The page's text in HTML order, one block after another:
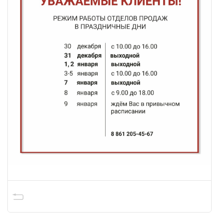
География присутствия ГК «Победа»